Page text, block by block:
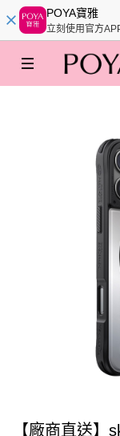
POYA寶雅
立刻使用官方
【廠商直送】